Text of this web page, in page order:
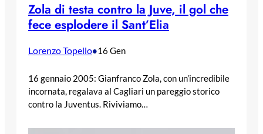
Zola di testa contro la Juve, il gol che
fece esplodere il Sant’Elia
Lorenzo Topello•16 Gen
16 gennaio 2005: Gianfranco Zola, con un’incredibile
incornata, regalava al Cagliari un pareggio storico
contro la Juventus. Riviviamo…